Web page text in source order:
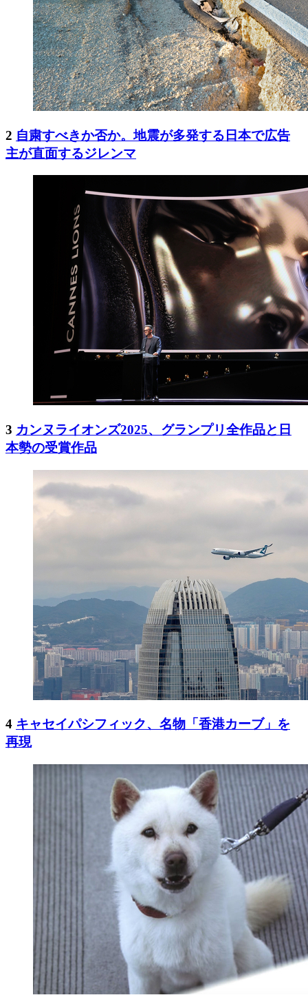
2 自粛すべきか否か。地震が多発する日本で広告
主が直面するジレンマ
3 カンヌライオンズ2025、グランプリ全作品と日
本勢の受賞作品
4 キャセイパシフィック、名物「香港カーブ」を
再現